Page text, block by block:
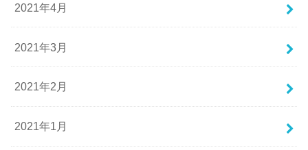
2021年4月
2021年3月
2021年2月
2021年1月